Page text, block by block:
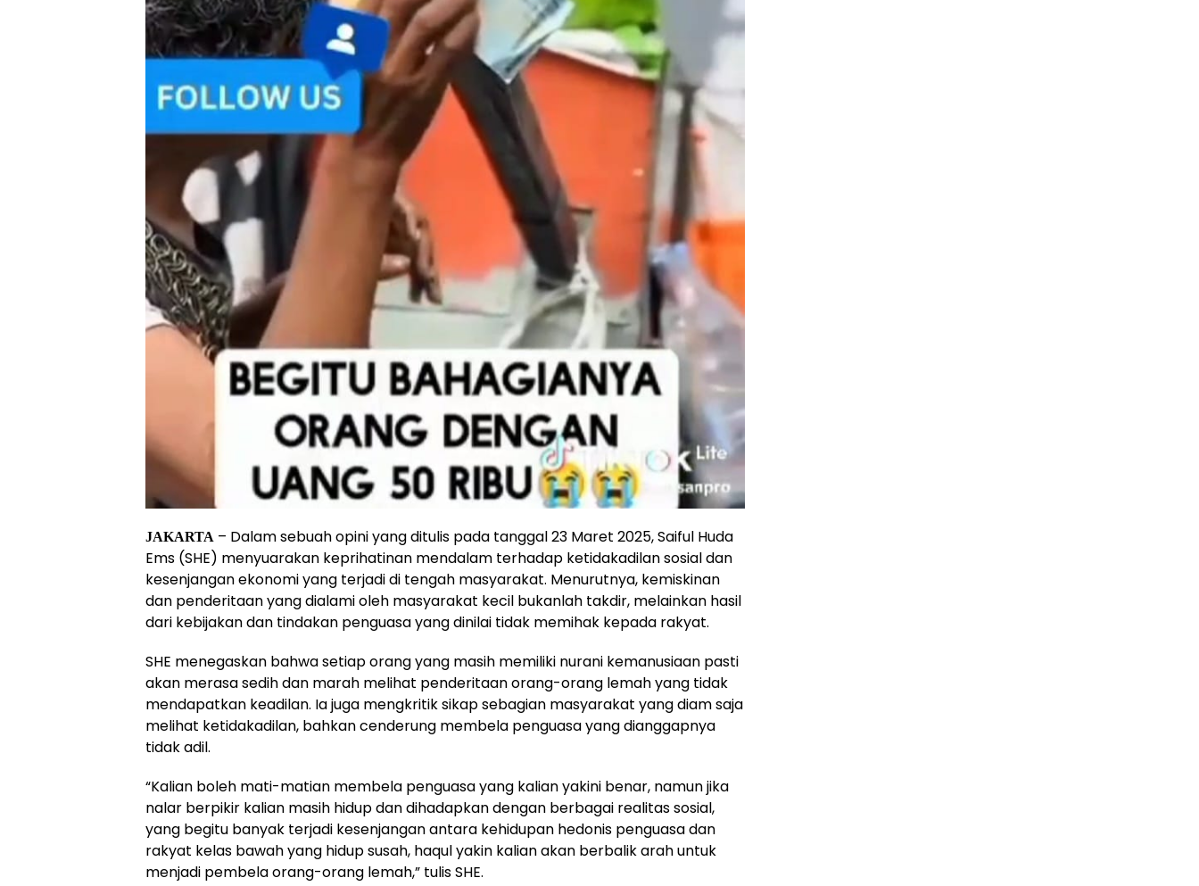
JAKARTA – Dalam sebuah opini yang ditulis pada tanggal 23 Maret 2025, Saiful Huda
Ems (SHE) menyuarakan keprihatinan mendalam terhadap ketidakadilan sosial dan
kesenjangan ekonomi yang terjadi di tengah masyarakat. Menurutnya, kemiskinan
dan penderitaan yang dialami oleh masyarakat kecil bukanlah takdir, melainkan hasil
dari kebijakan dan tindakan penguasa yang dinilai tidak memihak kepada rakyat.
SHE menegaskan bahwa setiap orang yang masih memiliki nurani kemanusiaan pasti
akan merasa sedih dan marah melihat penderitaan orang-orang lemah yang tidak
mendapatkan keadilan. Ia juga mengkritik sikap sebagian masyarakat yang diam saja
melihat ketidakadilan, bahkan cenderung membela penguasa yang dianggapnya
tidak adil.
“Kalian boleh mati-matian membela penguasa yang kalian yakini benar, namun jika
nalar berpikir kalian masih hidup dan dihadapkan dengan berbagai realitas sosial,
yang begitu banyak terjadi kesenjangan antara kehidupan hedonis penguasa dan
rakyat kelas bawah yang hidup susah, haqul yakin kalian akan berbalik arah untuk
menjadi pembela orang-orang lemah,” tulis SHE.